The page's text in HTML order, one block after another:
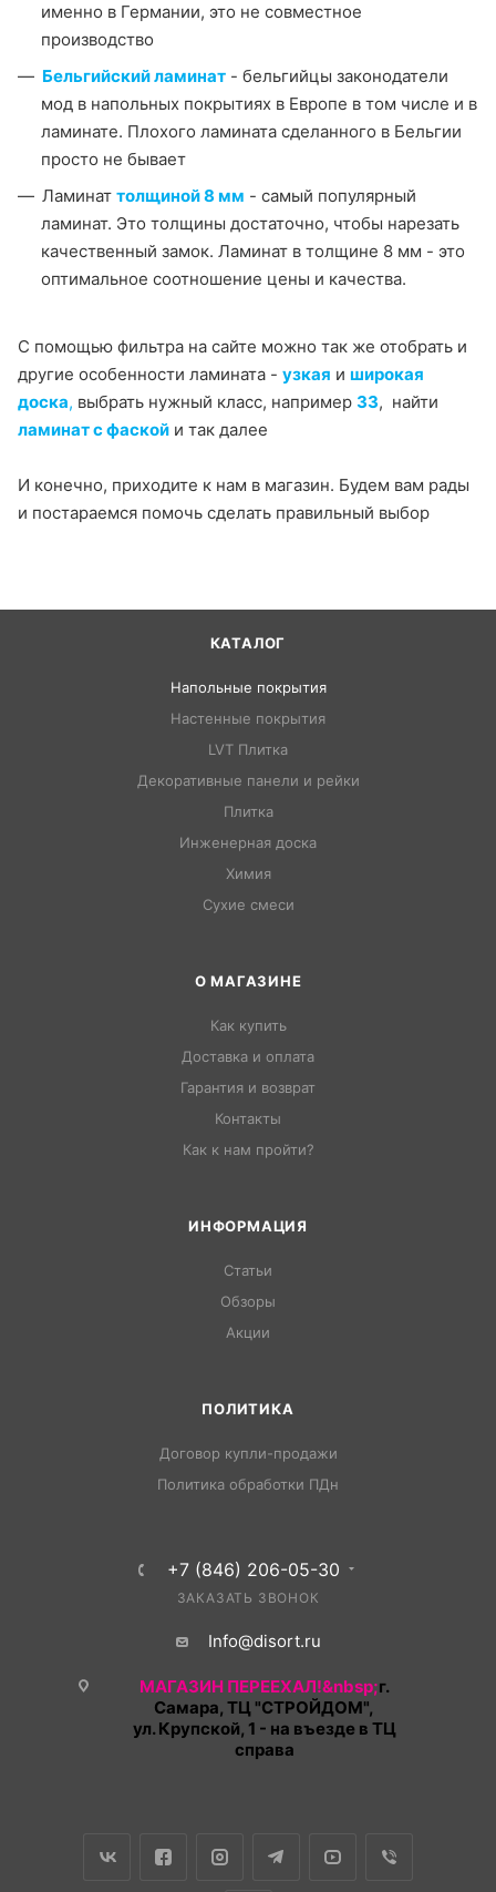
именно в Германии, это не совместное
производство
Бельгийский ламинат - бельгийцы законодатели
мод в напольных покрытиях в Европе в том числе и в
ламинате. Плохого ламината сделанного в Бельгии
просто не бывает
Ламинат толщиной 8 мм - самый популярный
ламинат. Это толщины достаточно, чтобы нарезать
качественный замок. Ламинат в толщине 8 мм - это
оптимальное соотношение цены и качества.
С помощью фильтра на сайте можно так же отобрать и
другие особенности ламината - узкая и широкая
доска, выбрать нужный класс, например 33, найти
ламинат с фаской и так далее
И конечно, приходите к нам в магазин. Будем вам рады
и постараемся помочь сделать правильный выбор
КАТАЛОГ
Напольные покрытия
Настенные покрытия
LVT Плитка
Декоративные панели и рейки
Плитка
Инженерная доска
Химия
Сухие смеси
О МАГАЗИНЕ
Как купить
Доставка и оплата
Гарантия и возврат
Контакты
Как к нам пройти?
ИНФОРМАЦИЯ
Статьи
Обзоры
Акции
ПОЛИТИКА
Договор купли-продажи
Политика обработки ПДн
+7 (846) 206-05-30
ЗАКАЗАТЬ ЗВОНОК
Info@disort.ru
МАГАЗИН ПЕРЕЕХАЛ!&nbsp;г.
Самара, ТЦ "СТРОЙДОМ",
ул. Крупской, 1 - на въезде в ТЦ
справа